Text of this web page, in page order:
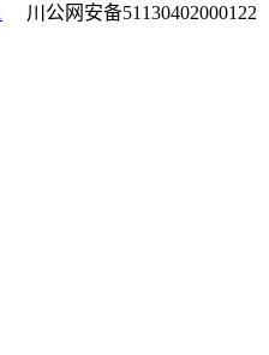
川公网安备51130402000122